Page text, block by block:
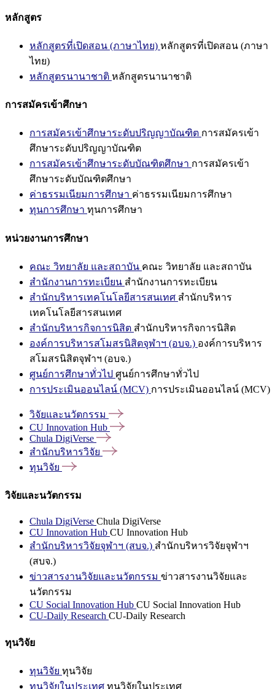
หลักสูตร
หลักสูตรที่เปิดสอน (ภาษาไทย) หลักสูตรที่เปิดสอน (ภาษา
ไทย)
หลักสูตรนานาชาติ หลักสูตรนานาชาติ
การสมัครเข้าศึกษา
การสมัครเข้าศึกษาระดับปริญญาบัณฑิต การสมัครเข้า
ศึกษาระดับปริญญาบัณฑิต
การสมัครเข้าศึกษาระดับบัณฑิตศึกษา การสมัครเข้า
ศึกษาระดับบัณฑิตศึกษา
ค่าธรรมเนียมการศึกษา ค่าธรรมเนียมการศึกษา
ทุนการศึกษา ทุนการศึกษา
หน่วยงานการศึกษา
คณะ วิทยาลัย และสถาบัน คณะ วิทยาลัย และสถาบัน
สำนักงานการทะเบียน สำนักงานการทะเบียน
สำนักบริหารเทคโนโลยีสารสนเทศ สำนักบริหาร
เทคโนโลยีสารสนเทศ
สำนักบริหารกิจการนิสิต สำนักบริหารกิจการนิสิต
องค์การบริหารสโมสรนิสิตจุฬาฯ (อบจ.) องค์การบริหาร
สโมสรนิสิตจุฬาฯ (อบจ.)
ศูนย์การศึกษาทั่วไป ศูนย์การศึกษาทั่วไป
การประเมินออนไลน์ (MCV) การประเมินออนไลน์ (MCV)
วิจัยและนวัตกรรม
CU Innovation Hub
Chula DigiVerse
สำนักบริหารวิจัย
ทุนวิจัย
วิจัยและนวัตกรรม
Chula DigiVerse Chula DigiVerse
CU Innovation Hub CU Innovation Hub
สำนักบริหารวิจัยจุฬาฯ (สบจ.) สำนักบริหารวิจัยจุฬาฯ
(สบจ.)
ข่าวสารงานวิจัยและนวัตกรรม ข่าวสารงานวิจัยและ
นวัตกรรม
CU Social Innovation Hub CU Social Innovation Hub
CU-Daily Research CU-Daily Research
ทุนวิจัย
ทุนวิจัย ทุนวิจัย
ทุนวิจัยในประเทศ ทุนวิจัยในประเทศ